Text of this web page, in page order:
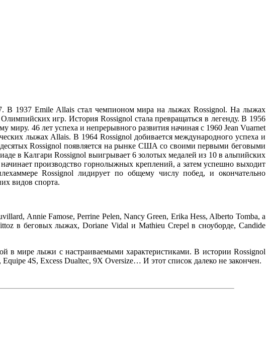
В 1937 Emile Allais стал чемпионом мира на лыжах Rossignol. На лыжах
игр. История Rossignol стала превращаться в легенду. В 1956
46 лет успеха и непрерывного развития начиная с 1960 Jean Vuarnet
лыжах Allais. В 1964 Rossignol добивается международного успеха и
Rossignol появляется на рынке США со своими первыми беговыми
в Калгари Rossignol выигрывает 6 золотых медалей из 10 в альпийских
производство горнолыжных креплений, а затем успешно выходит
Rossignol лидирует по общему числу побед, и окончательно
видов спорта.
Annie Famose, Perrine Pelen, Nancy Green, Erika Hess, Alberto Tomba, а
в беговых лыжах, Doriane Vidal и Mathieu Crepel в сноуборде, Candide
в мире лыжи с настраиваемыми характеристиками. В истории Rossignol
4S, Excess Dualtec, 9X Oversize… И этот список далеко не закончен.